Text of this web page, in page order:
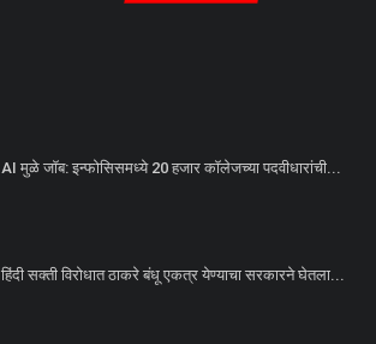
AI मुळे जॉब: इन्फोसिसमध्ये 20 हजार कॉलेजच्या पदवीधारांची...
हिंदी सक्ती विरोधात ठाकरे बंधू एकत्र येण्याचा सरकारने घेतला...